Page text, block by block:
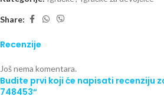
Share:
Recenzije
Još nema komentara.
Budite prvi koji će napisati recenziju
748453“